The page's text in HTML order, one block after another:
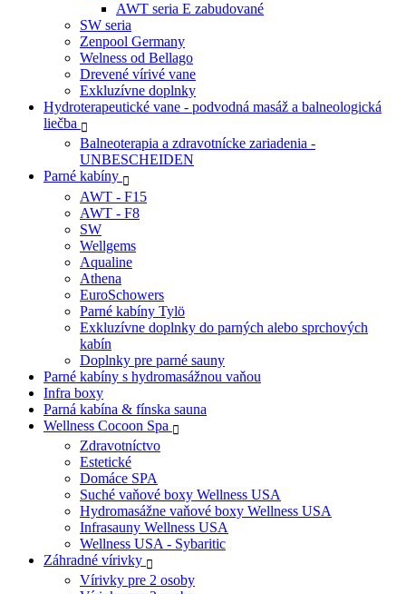
AWT seria E zabudované
SW seria
Zenpool Germany
Welness od Bellago
Drevené vírivé vane
Exkluzívne doplnky
Hydroterapeutické vane - podvodná masáž a balneologická
liečba
Balneoterapia a zdravotnícke zariadenia -
UNBESCHEIDEN
Parné kabíny
AWT - F15
AWT - F8
SW
Wellgems
Aqualine
Athena
EuroSchowers
Parné kabíny Tylö
Exkluzívne doplnky do parných alebo sprchových
kabín
Doplnky pre parné sauny
Parné kabíny s hydromasážnou vaňou
Infra boxy
Parná kabína & fínska sauna
Wellness Cocoon Spa
Zdravotníctvo
Estetické
Domáce SPA
Suché vaňové boxy Wellness USA
Hydromasážne vaňové boxy Wellness USA
Infrasauny Wellness USA
Wellness USA - Sybaritic
Záhradné vírivky
Vírivky pre 2 osoby